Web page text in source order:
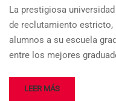
La prestigiosa
de reclutamiento
alumnos a su escuela
entre los mejores
LEER MÁS